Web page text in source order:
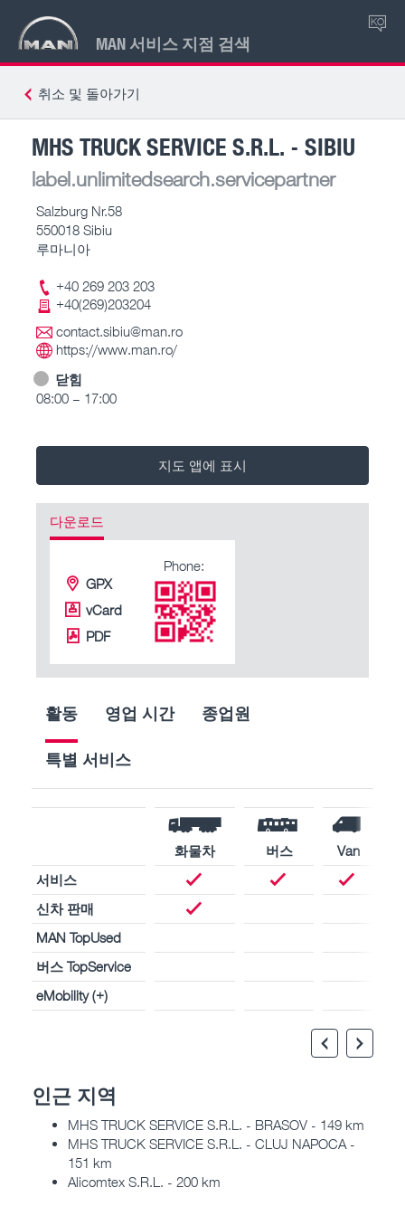
MAN 서비스 지점 검색
KO
취소 및 돌아가기
MHS TRUCK SERVICE S.R.L. - SIBIU
label.unlimitedsearch.servicepartner
Salzburg Nr.58
550018 Sibiu
루마니아
+40 269 203 203
+40(269)203204
contact.sibiu@man.ro
https://www.man.ro/
닫힘
08:00 – 17:00
지도 앱에 표시
다운로드
GPX
vCard
PDF
Phone:
활동 영업 시간 종업원
특별 서비스
화물차 버스
Van
서비스
신차 판매
MAN TopUsed
버스 TopService
eMobility (+)
인근 지역
MHS TRUCK SERVICE S.R.L. - BRASOV - 149 km
MHS TRUCK SERVICE S.R.L. - CLUJ NAPOCA -
151 km
Alicomtex S.R.L. - 200 km